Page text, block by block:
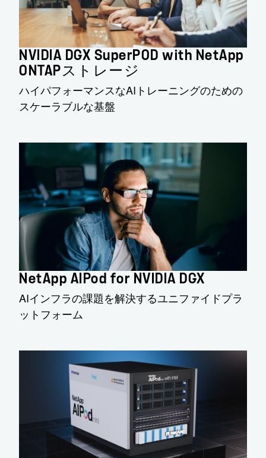
NVIDIA DGX SuperPOD with NetApp
ONTAPストレージ
ハイパフォーマンスなAIトレーニングのための
スケーラブルな基盤
NetApp AIPod for NVIDIA DGX
AIインフラの課題を解決するユニファイドプラ
ットフォーム